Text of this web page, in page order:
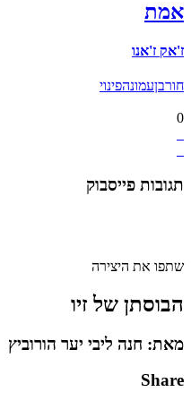
אמת
ז'אק ז'אנו
חורבןעמונהפינוי
0
תגובות פייסבוק
שתפו את היצירה
הבוסתן של זיו
מאת: חנה ליבי יער הורוביץ
Share